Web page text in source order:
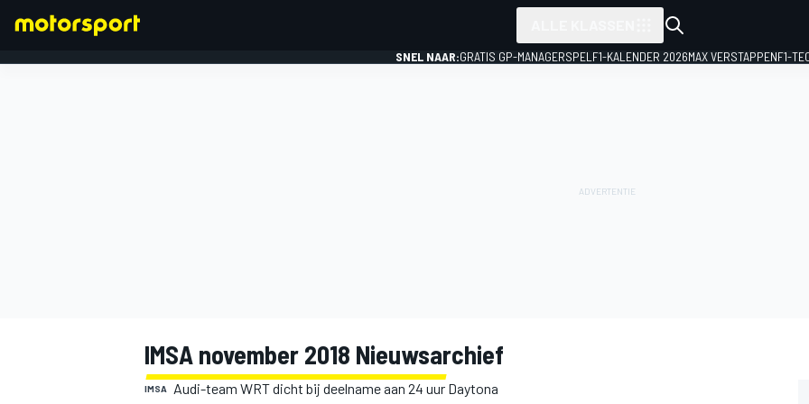
SNEL NAAR:GRATIS GP-MANAGERSPEL F1-KALENDER 2026MAX VERSTAPPENF1-
IMSA november 2018 Nieuwsarchief
IMSA Audi-team WRT dicht bij deelname aan 24 uur Daytona